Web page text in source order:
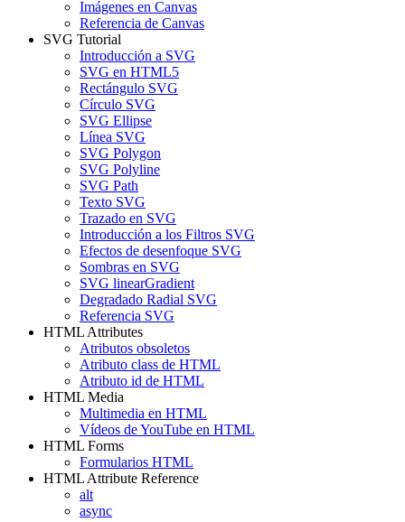
Imágenes en Canvas
Referencia de Canvas
SVG Tutorial
Introducción a SVG
SVG en HTML5
Rectángulo SVG
Círculo SVG
SVG Ellipse
Línea SVG
SVG Polygon
SVG Polyline
SVG Path
Texto SVG
Trazado en SVG
Introducción a los Filtros SVG
Efectos de desenfoque SVG
Sombras en SVG
SVG linearGradient
Degradado Radial SVG
Referencia SVG
HTML Attributes
Atributos obsoletos
Atributo class de HTML
Atributo id de HTML
HTML Media
Multimedia en HTML
Vídeos de YouTube en HTML
HTML Forms
Formularios HTML
HTML Attribute Reference
alt
async